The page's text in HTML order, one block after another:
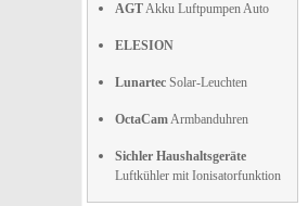
AGTAkku Luftpumpen Auto
ELESION
Lunartec Solar-Leuchten
OctaCamArmbanduhren
Sichler Haushaltsgeräte
Luftkühler mit Ionisatorfunktion